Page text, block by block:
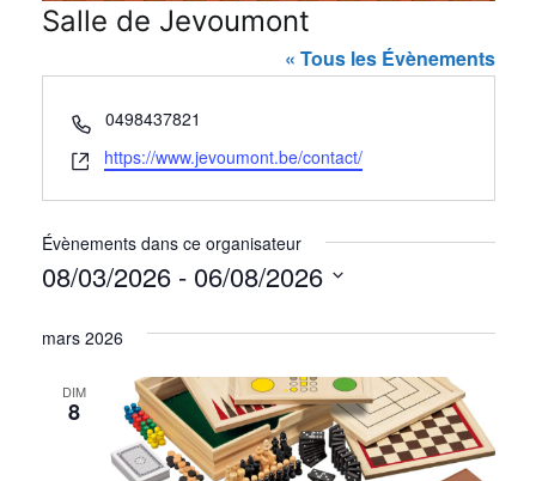
Salle de Jevoumont
« Tous les Évènements
Téléphone
0498437821
Site
https://www.jevoumont.be/contact/
Évènements dans ce organisateur
08/03/2026 - 06/08/2026
une
mars 2026
DIM
8